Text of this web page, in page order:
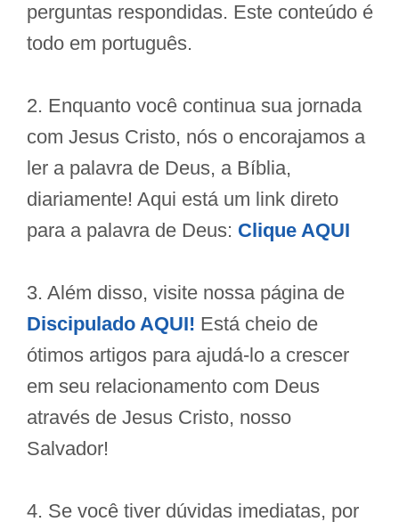
perguntas respondidas. Este conteúdo é
todo em português.
2. Enquanto você continua sua jornada
com Jesus Cristo, nós o encorajamos a
ler a palavra de Deus, a Bíblia,
diariamente! Aqui está um link direto
para a palavra de Deus: Clique AQUI
3. Além disso, visite nossa página de
Discipulado AQUI! Está cheio de
ótimos artigos para ajudá-lo a crescer
em seu relacionamento com Deus
através de Jesus Cristo, nosso
Salvador!
4. Se você tiver dúvidas imediatas, por